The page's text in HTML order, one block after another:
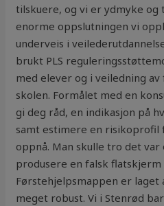
tilskuere, og vi er ydmyke
enorme oppslutningen vi
underveis i
brukt PLS
med elever og i veiledning
skolen. Formålet med en
gi deg råd, en indikasjon på
samt estimere en risikoprofil
oppnå. Man skulle tro det
produsere en falsk flatskjerm
Førstehjelpsmappen er laget
meget robust. Vi i Stenrød